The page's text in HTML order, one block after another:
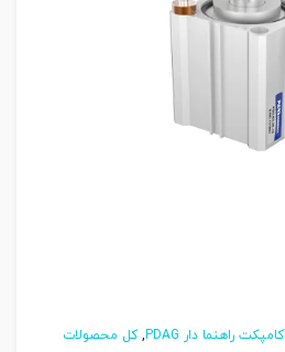
کامپکت راهنما دار PDAG ,کل محصولات